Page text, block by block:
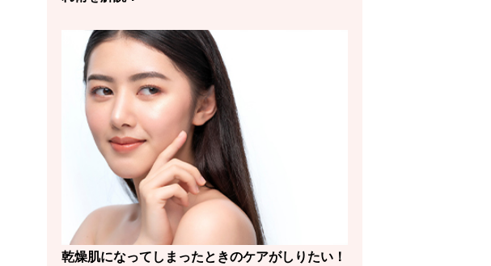
乾燥肌になってしまったときのケアがしりたい！